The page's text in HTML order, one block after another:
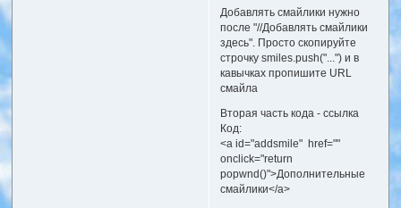
i=0
msg += "<div
while(smiles[i])
{
i++
msg += "</
msg += "</BODY></
Добавлять смайлики нужно
после "//Добавлять смайлики
здесь". Просто скопируйте
строчку smiles.push("...") и в
кавычках пропишите URL
смайла
Вторая часть кода - ссылка
Код:
<a id="addsmile" href=""
onclick="return
popwnd()">Дополнительные
смайлики</a>